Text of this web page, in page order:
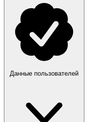
Данные пользователей